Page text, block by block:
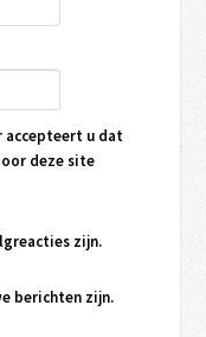
accepteert u dat
deze site
zijn.
berichten zijn.